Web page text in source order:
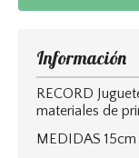
Información
RECORD
materiales de
MEDIDAS